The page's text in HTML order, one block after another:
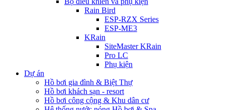
Rain Bird
ESP-RZX Series
ESP-ME3
KRain
SiteMaster KRain
Pro LC
Phụ kiện
Dự án
Hồ bơi gia đình & Biệt Thự
Hồ bơi khách sạn - resort
Hồ bơi công cộng & Khu dân cư